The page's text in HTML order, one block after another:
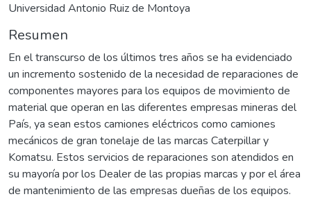
Universidad Antonio Ruiz de Montoya
Resumen
En el transcurso de los últimos tres años se ha evidenciado
un incremento sostenido de la necesidad de reparaciones de
componentes mayores para los equipos de movimiento de
material que operan en las diferentes empresas mineras del
País, ya sean estos camiones eléctricos como camiones
mecánicos de gran tonelaje de las marcas Caterpillar y
Komatsu. Estos servicios de reparaciones son atendidos en
su mayoría por los Dealer de las propias marcas y por el área
de mantenimiento de las empresas dueñas de los equipos.